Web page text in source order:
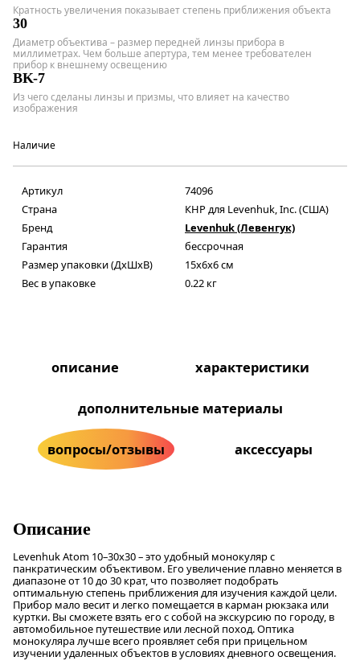
Кратность увеличения показывает степень приближения объекта
30
Диаметр объектива – размер передней линзы прибора в
миллиметрах. Чем больше апертура, тем менее требователен
прибор к внешнему освещению
BK-7
Из чего сделаны линзы и призмы, что влияет на качество
изображения
Наличие
Артикул
74096
Страна
КНР для Levenhuk, Inc. (США)
Бренд
Levenhuk (Левенгук)
Гарантия
бессрочная
Размер упаковки (ДxШxВ)
15x6x6 см
Вес в упаковке
0.22 кг
описание характеристики
дополнительные материалы
вопросы/отзывы аксессуары
Описание
Levenhuk Atom 10–30х30 – это удобный монокуляр с
панкратическим объективом. Его увеличение плавно меняется в
диапазоне от 10 до 30 крат, что позволяет подобрать
оптимальную степень приближения для изучения каждой цели.
Прибор мало весит и легко помещается в карман рюкзака или
куртки. Вы сможете взять его с собой на экскурсию по городу, в
автомобильное путешествие или лесной поход. Оптика
монокуляра лучше всего проявляет себя при прицельном
изучении удаленных объектов в условиях дневного освещения.